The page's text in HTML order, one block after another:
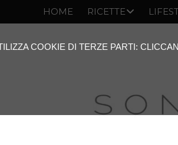
HOME RICETTE
COOKIE DI TERZE PARTI: